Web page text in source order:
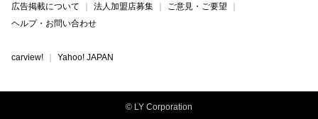
広告掲載について
法人加盟店募集
ご意見・ご要望
ヘルプ・お問い合わせ
carview! Yahoo! JAPAN
© LY Corporation